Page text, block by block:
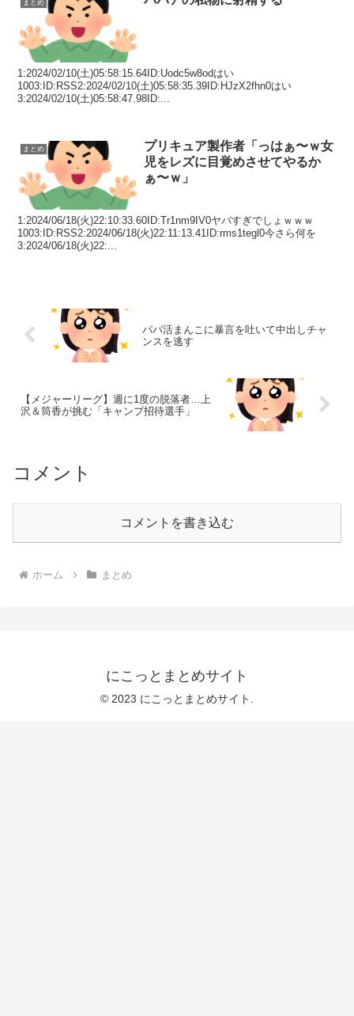
まとめ
1:2024/02/10(土)05:58:15.64ID:Uodc5w8odはい
1003:ID:RSS2:2024/02/10(土)05:58:35.39ID:HJzX2fhn0はい
3:2024/02/10(土)05:58:47.98ID:...
まとめ
プリキュア製作者「っはぁ〜ｗ女
児をレズに目覚めさせてやるか
ぁ〜ｗ」
1:2024/06/18(火)22:10:33.60ID:Tr1nm9IV0ヤバすぎでしょｗｗｗ
1003:ID:RSS2:2024/06/18(火)22:11:13.41ID:rms1tegl0今さら何を
3:2024/06/18(火)22:...
パパ活まんこに暴言を吐いて中出しチャ
ンスを逃す
【メジャーリーグ】週に1度の脱落者…上
沢＆筒香が挑む「キャンプ招待選手」
コメント
コメントを書き込む
ホーム まとめ
にこっとまとめサイト
© 2023 にこっとまとめサイト.